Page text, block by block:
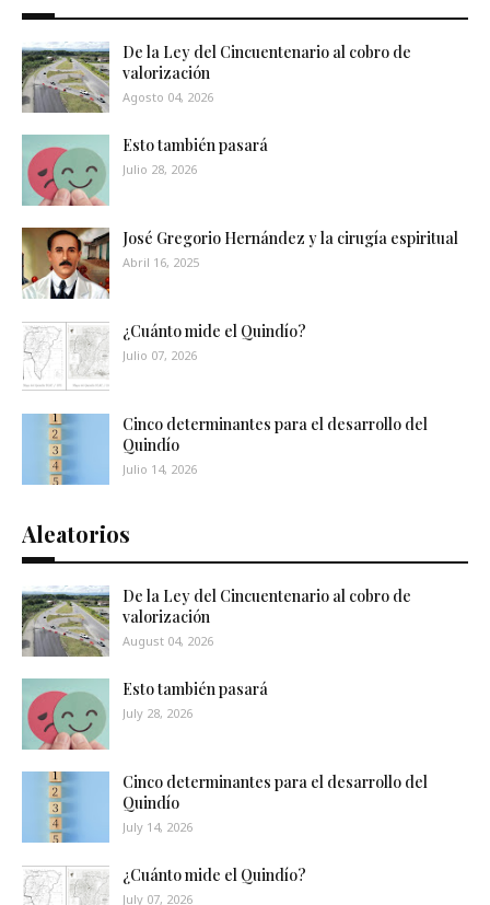
De la Ley del Cincuentenario al cobro de
valorización
Agosto 04, 2026
Esto también pasará
Julio 28, 2026
José Gregorio Hernández y la cirugía espiritual
Abril 16, 2025
¿Cuánto mide el Quindío?
Julio 07, 2026
Cinco determinantes para el desarrollo del
Quindío
Julio 14, 2026
Aleatorios
De la Ley del Cincuentenario al cobro de
valorización
August 04, 2026
Esto también pasará
July 28, 2026
Cinco determinantes para el desarrollo del
Quindío
July 14, 2026
¿Cuánto mide el Quindío?
July 07, 2026